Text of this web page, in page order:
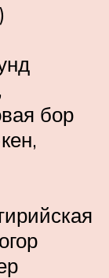
бор